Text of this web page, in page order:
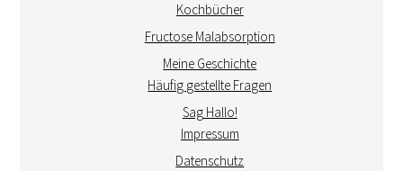
Kochbücher
Fructose Malabsorption
Meine Geschichte
Häufig gestellte Fragen
Sag Hallo!
Impressum
Datenschutz